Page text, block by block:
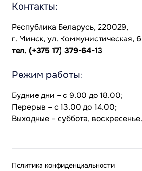
Контакты:
Республика Беларусь, 220029,
г. Минск, ул. Коммунистическая, 6
тел. (+375 17) 379-64-13
Режим работы:
Будние дни – с 9.00 до 18.00;
Перерыв – с 13.00 до 14.00;
Выходные – суббота, воскресенье.
Политика конфиденциальности